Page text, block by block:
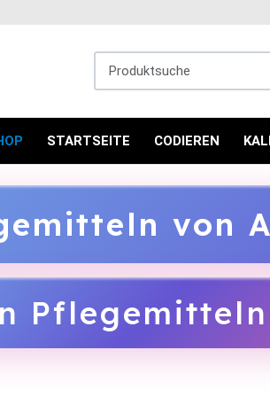
STARTSEITE CODIEREN
von